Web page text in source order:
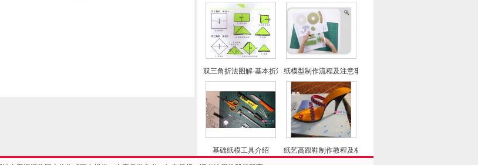
双三角折法图解-基本折法二纸模型制作流程及注意事项详解
基础纸模工具介绍 纸艺高跟鞋制作教程及材料说明